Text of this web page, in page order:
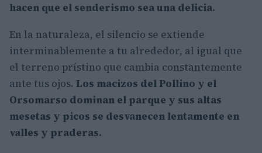
hacen que el senderismo sea una delicia.
En la naturaleza, el silencio se extiende
interminablemente a tu alrededor, al igual que
el terreno prístino que cambia constantemente
ante tus ojos. Los macizos del Pollino y el
Orsomarso dominan el parque y sus altas
mesetas y picos se desvanecen lentamente en
valles y praderas.